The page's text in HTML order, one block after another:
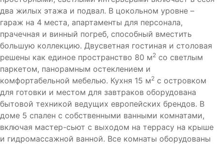
два жилых этажа и подвал. В цокольном уровне –
гараж на 4 места, апартаменты для персонала,
прачечная и винный погреб, способный вместить
большую коллекцию. Двусветная гостиная и столовая
решены как единое пространство 80 м2 со светлым
паркетом, панорамным остеклением и
комфортабельной мебелью. Кухня 15 м2 с островком
для готовки и местом для завтраков оборудована
бытовой техникой ведущих европейских брендов. В
доме 5 спален с собственными ванными комнатами,
включая мастер-сьют с выходом на террасу на крыше
и гидромассажной ванной. Все комнаты оборудованы